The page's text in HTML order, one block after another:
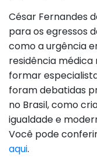
César Fernandes
para os egressos
como a urgência
residência
formar
foram debatidas
no Brasil, como
igualdade e
Você pode
aqui.